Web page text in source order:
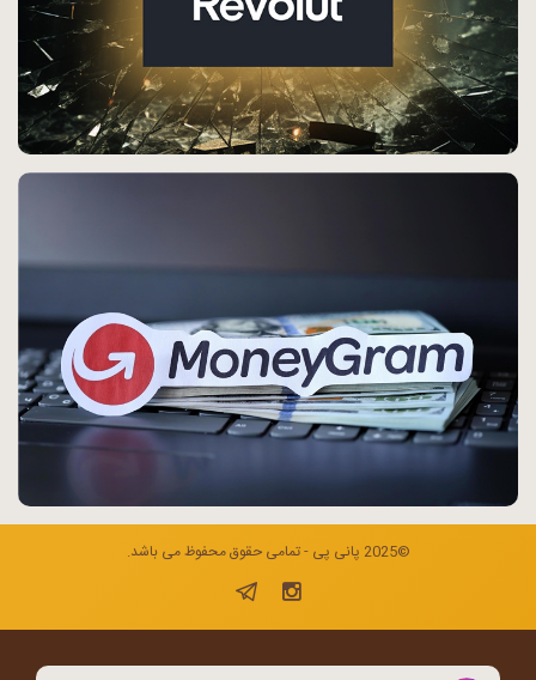
©2025 پانی پی - تمامی حقوق محفوظ می باشد.